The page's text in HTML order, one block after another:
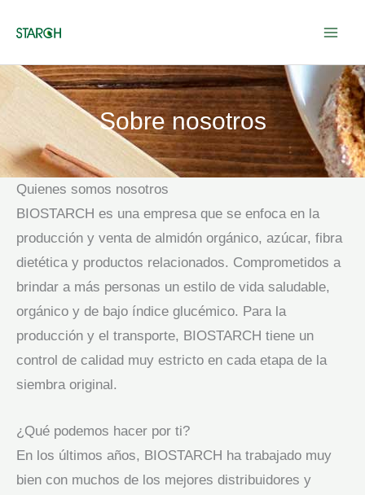
Sobre nosotros
Quienes somos nosotros
BIOSTARCH es una empresa que se enfoca en la
producción y venta de almidón orgánico, azúcar, fibra
dietética y productos relacionados. Comprometidos a
brindar a más personas un estilo de vida saludable,
orgánico y de bajo índice glucémico. Para la
producción y el transporte, BIOSTARCH tiene un
control de calidad muy estricto en cada etapa de la
siembra original.
¿Qué podemos hacer por ti?
En los últimos años, BIOSTARCH ha trabajado muy
bien con muchos de los mejores distribuidores y